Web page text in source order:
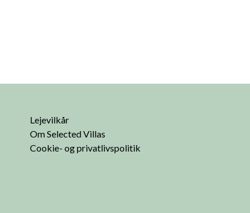
Lejevilkår
Om Selected Villas
Cookie- og privatlivspolitik